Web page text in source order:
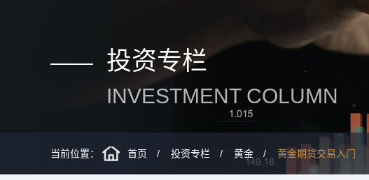
投资专栏
INVESTMENT COLUMN
当前位置： 首页 投资专栏 黄金 黄金期货交易入门